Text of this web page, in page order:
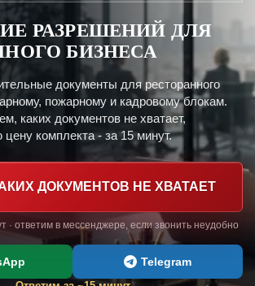
РАЗРЕШЕНИЙ ДЛЯ
БИЗНЕСА
документы для ресторанного
пожарному и кадровому блокам.
каких документов не хватает,
комплекта - за 15 минут.
ДОКУМЕНТОВ НЕ ХВАТАЕТ
· ответим в мессенджере, если звонить неудобно
Telegram